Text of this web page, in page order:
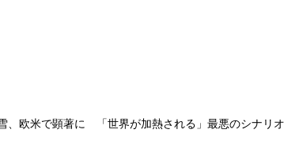
、欧米で顕著に 「世界が加熱される」最悪のシナリ